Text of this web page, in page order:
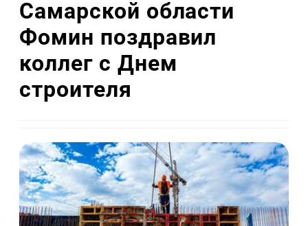
Самарской области
Фомин поздравил
коллег с Днем
строителя